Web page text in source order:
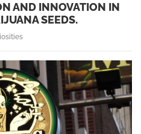
AND INNOVATION IN
SEEDS.